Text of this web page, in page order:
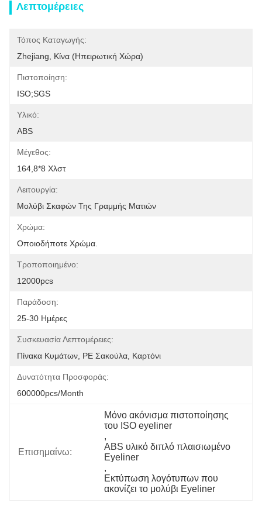
Λεπτομέρειες
Τόπος Καταγωγής:
Zhejiang, Κίνα (ηπειρωτική Χώρα)
Πιστοποίηση:
ISO;SGS
Υλικό:
ABS
Μέγεθος:
164,8*8 Χλστ
Λειτουργία:
Μολύβι Σκαφών Της Γραμμής Ματιών
Χρώμα:
Οποιοδήποτε Χρώμα.
Τροποποιημένο:
12000pcs
Παράδοση:
25-30 Ημέρες
Συσκευασία Λεπτομέρειες:
Πίνακα Κυμάτων, PE Σακούλα, Καρτόνι
Δυνατότητα Προσφοράς:
600000pcs/month
Επισημαίνω:
Μόνο ακόνισμα πιστοποίησης
του ISO eyeliner
,
ABS υλικό διπλό πλαισιωμένο
Eyeliner
,
Εκτύπωση λογότυπων που
ακονίζει το μολύβι Eyeliner